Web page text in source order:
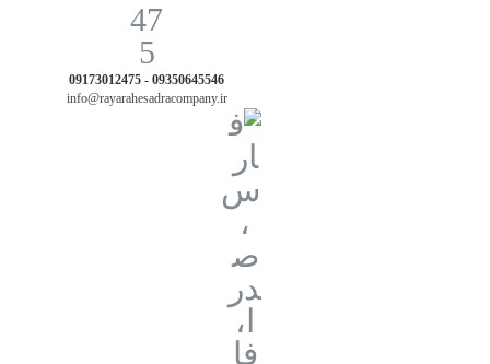
09350645546 - 09173012475
info@rayarahesadracompany.ir